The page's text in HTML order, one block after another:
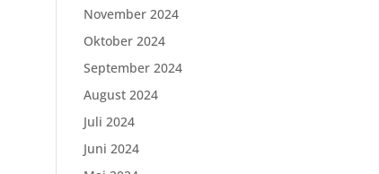
November 2024
Oktober 2024
September 2024
August 2024
Juli 2024
Juni 2024